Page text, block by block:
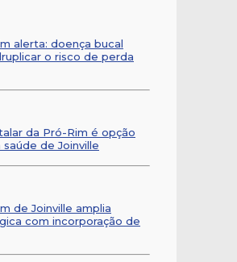
alerta: doença bucal
o risco de perda
da Pró-Rim é opção
de Joinville
de Joinville amplia
com incorporação de